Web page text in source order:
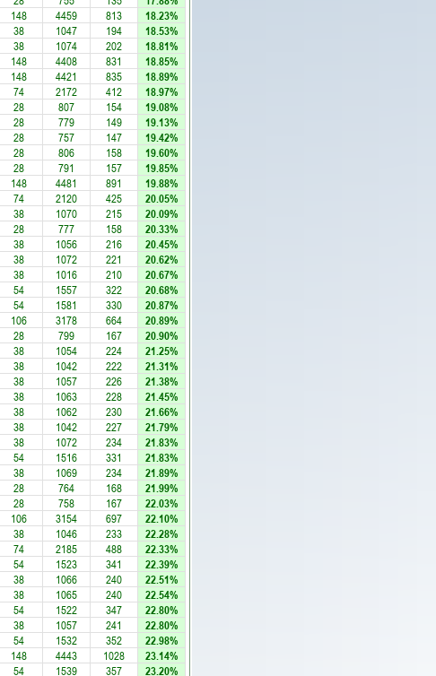
148 4459 813 18.23%
38 1047 194 18.53%
38 1074 202 18.81%
148 4408 831 18.85%
148 4421 835 18.89%
74 2172 412 18.97%
28 807 154 19.08%
28 779 149 19.13%
28 757 147 19.42%
28 806 158 19.60%
28 791 157 19.85%
148 4481 891 19.88%
74 2120 425 20.05%
38 1070 215 20.09%
28 777 158 20.33%
38 1056 216 20.45%
38 1072 221 20.62%
38 1016 210 20.67%
54 1557 322 20.68%
54 1581 330 20.87%
106 3178 664 20.89%
28 799 167 20.90%
38 1054 224 21.25%
38 1042 222 21.31%
38 1057 226 21.38%
38 1063 228 21.45%
38 1062 230 21.66%
38 1042 227 21.79%
38 1072 234 21.83%
54 1516 331 21.83%
38 1069 234 21.89%
28 764 168 21.99%
28 758 167 22.03%
106 3154 697 22.10%
38 1046 233 22.28%
74 2185 488 22.33%
54 1523 341 22.39%
38 1066 240 22.51%
38 1065 240 22.54%
54 1522 347 22.80%
38 1057 241 22.80%
54 1532 352 22.98%
148 4443 1028 23.14%
54 1539 357 23.20%